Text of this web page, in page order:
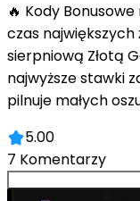
🔥 Kody Bonusowe
czas
sierpniową Złotą
najwyższe stawki
pilnuje małych
5.00
7 Komentarzy